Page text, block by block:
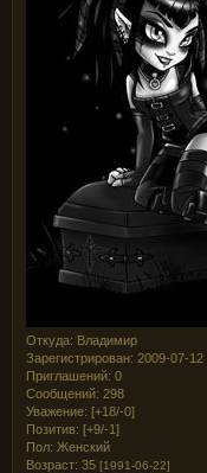
Откуда: Владимир
Зарегистрирован: 2009-07-12
Приглашений: 0
Сообщений: 298
Уважение: [+18/-0]
Позитив: [+9/-1]
Пол: Женский
Возраст: 35 [1991-06-22]